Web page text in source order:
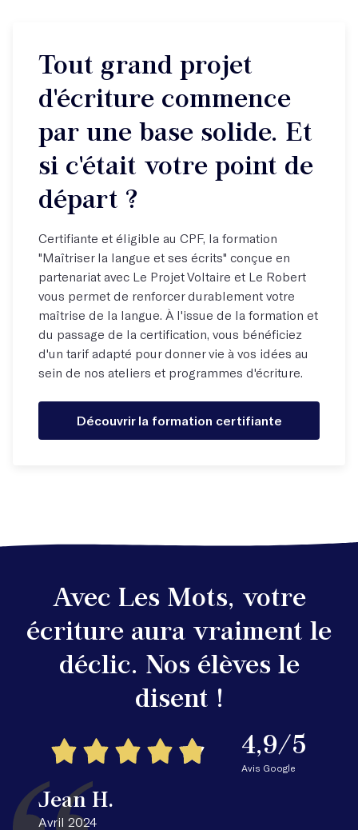
Tout grand projet
d'écriture commence
par une base solide. Et
si c'était votre point de
départ ?
Certifiante et éligible au CPF, la formation
"Maîtriser la langue et ses écrits" conçue en
partenariat avec Le Projet Voltaire et Le Robert
vous permet de renforcer durablement votre
maîtrise de la langue. À l'issue de la formation et
du passage de la certification, vous bénéficiez
d'un tarif adapté pour donner vie à vos idées au
sein de nos ateliers et programmes d'écriture.
Découvrir la formation certifiante
Avec Les Mots, votre
écriture aura vraiment le
déclic. Nos élèves le
disent !
4,9/5
Avis Google
Jean H.
Avril 2024